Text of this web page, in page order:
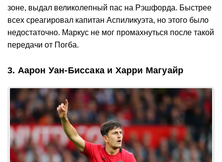
зоне, выдал великолепный пас на Рэшфорда. Быстрее
всех среагировал капитан Аспиликуэта, но этого было
недостаточно. Маркус не мог промахнуться после такой
передачи от Погба.
3. Аарон Уан-Биссака и Харри Магуайр